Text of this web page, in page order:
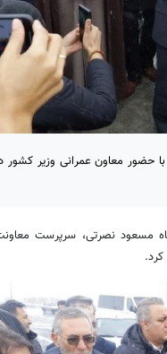
بالغ بر ۲۳۰۰ میلیارد تومان با حضور معاون
و همزمان با ۲۱ بهمن ماه مسعود نصرتی،